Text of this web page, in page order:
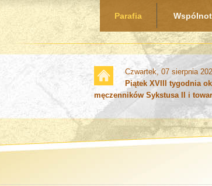
Parafia
Czwartek, 07 sierpnia
Piątek XVIII tygodnia
męczenników Sykstusa II i